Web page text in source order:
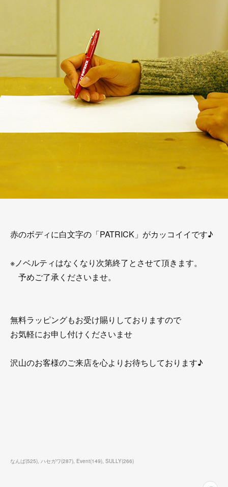
赤のボディに白文字の「PATRICK」がカッコイイです♪
※ノベルティはなくなり次第終了とさせて頂きます。
予めご了承くださいませ。
無料ラッピングもお受け賜りしておりますので
お気軽にお申し付けくださいませ
沢山のお客様のご来店を心よりお待ちしております♪
なんば(525) ハセガワ(287) Event(149) SULLY(266)